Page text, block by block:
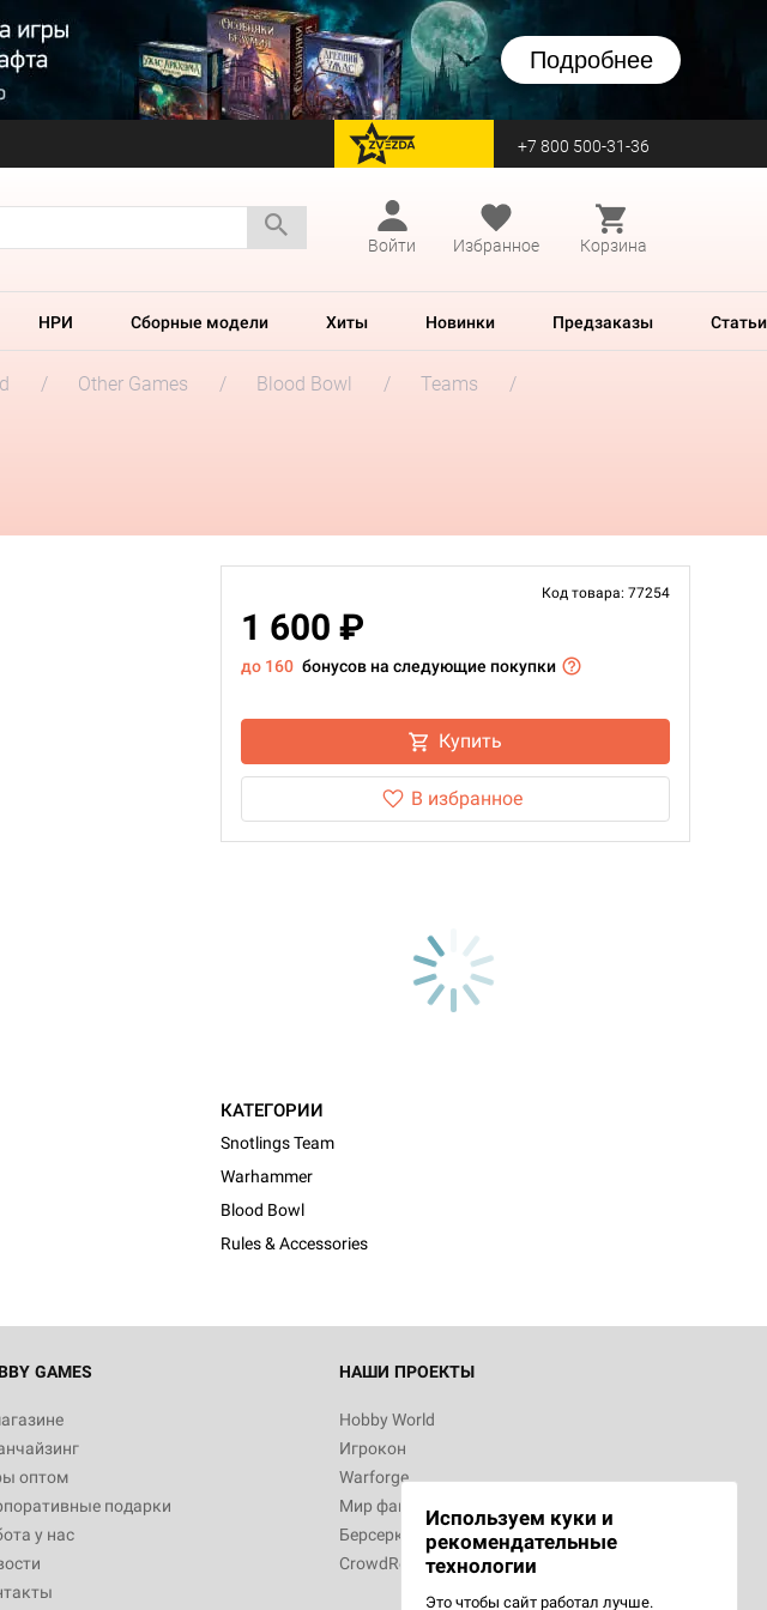
Подробнее
перейти на Zvezda +7 800 500-31-36
Войти
Избранное Корзина
НРИ Сборные модели Хиты Новинки Предзаказы Статьи
Other Games Blood Bowl
Teams
Код товара: 77254
1 600 ₽
до 160 бонусов на следующие покупки
Купить
В избранное
КАТЕГОРИИ
Snotlings Team
Warhammer
Blood Bowl
Rules & Accessories
GAMES
оптом
подарки
у нас
НАШИ ПРОЕКТЫ
Hobby World
Игрокон
Warforge
Мир фантастики
Берсерк
CrowdRepublic
Используем куки и
рекомендательные
технологии
Это чтобы сайт работал лучше.